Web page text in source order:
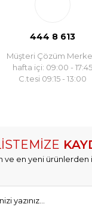
444 8 613
Müşteri Çözüm
hafta içi: 09:00 - 17:45
C.tesi 09:15 - 13:00
ve en yeni ürünlerden